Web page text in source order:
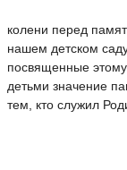
колени перед
нашем детском
посвященные
детьми значение
тем, кто служил